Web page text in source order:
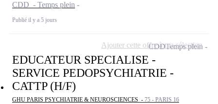
CDD - Temps plein
Publié il y a 5 jours
EDUCATEUR SPECIALISE -
SERVICE PEDOPSYCHIATRIE -
CATTP (H/F)
GHU PARIS PSYCHIATRIE & NEUROSCIENCES - 75 - PARIS 16
CDDTemps plein
Ajouter cette offre à ma sélection